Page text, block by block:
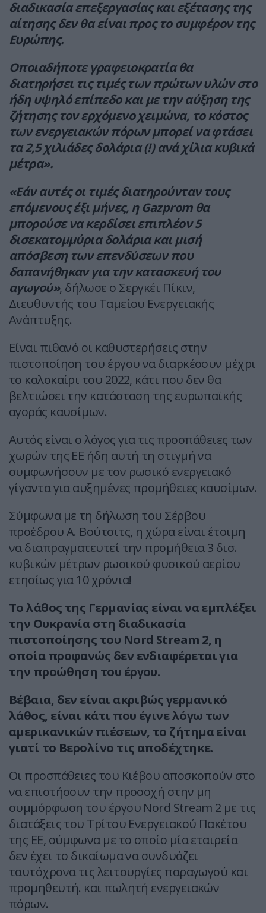
διαδικασία επεξεργασίας και εξέτασης της
αίτησης δεν θα είναι προς το συμφέρον της
Ευρώπης.
Οποιαδήποτε γραφειοκρατία θα
διατηρήσει τις τιμές των πρώτων υλών στο
ήδη υψηλό επίπεδο και με την αύξηση της
ζήτησης τον ερχόμενο χειμώνα, το κόστος
των ενεργειακών πόρων μπορεί να φτάσει
τα 2,5 χιλιάδες δολάρια (!) ανά χίλια κυβικά
μέτρα».
«Εάν αυτές οι τιμές διατηρούνταν τους
επόμενους έξι μήνες, η Gazprom θα
μπορούσε να κερδίσει επιπλέον 5
δισεκατομμύρια δολάρια και μισή
απόσβεση των επενδύσεων που
δαπανήθηκαν για την κατασκευή του
αγωγού», δήλωσε ο Σεργκέι Πίκιν,
Διευθυντής του Ταμείου Ενεργειακής
Ανάπτυξης.
Είναι πιθανό οι καθυστερήσεις στην
πιστοποίηση του έργου να διαρκέσουν μέχρι
το καλοκαίρι του 2022, κάτι που δεν θα
βελτιώσει την κατάσταση της ευρωπαϊκής
αγοράς καυσίμων.
Αυτός είναι ο λόγος για τις προσπάθειες των
χωρών της ΕΕ ήδη αυτή τη στιγμή να
συμφωνήσουν με τον ρωσικό ενεργειακό
γίγαντα για αυξημένες προμήθειες καυσίμων.
Σύμφωνα με τη δήλωση του Σέρβου
προέδρου Α. Βούτσιτς, η χώρα είναι έτοιμη
να διαπραγματευτεί την προμήθεια 3 δισ.
κυβικών μέτρων ρωσικού φυσικού αερίου
ετησίως για 10 χρόνια!
Το λάθος της Γερμανίας είναι να εμπλέξει
την Ουκρανία στη διαδικασία
πιστοποίησης του Nord Stream 2, η
οποία προφανώς δεν ενδιαφέρεται για
την προώθηση του έργου.
Βέβαια, δεν είναι ακριβώς γερμανικό
λάθος, είναι κάτι που έγινε λόγω των
αμερικανικών πιέσεων, το ζήτημα είναι
γιατί το Βερολίνο τις αποδέχτηκε.
Οι προσπάθειες του Κιέβου αποσκοπούν στο
να επιστήσουν την προσοχή στην μη
συμμόρφωση του έργου Nord Stream 2 με τις
διατάξεις του Τρίτου Ενεργειακού Πακέτου
της ΕΕ, σύμφωνα με το οποίο μία εταιρεία
δεν έχει το δικαίωμα να συνδυάζει
ταυτόχρονα τις λειτουργίες παραγωγού και
προμηθευτή. και πωλητή ενεργειακών
πόρων.